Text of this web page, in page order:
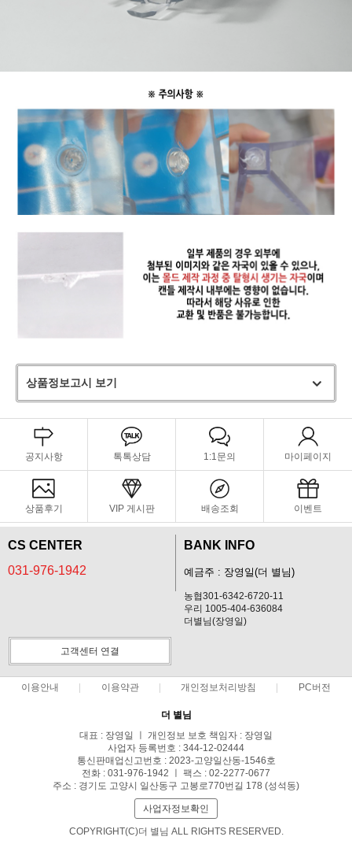
상품정보고시 보기
공지사항 톡톡상담 1:1문의 마이페이지
상품후기 VIP 게시판 배송조회 이벤트
CS CENTER
031-976-1942
BANK INFO
예금주 : 장영일(더 별님)
농협301-6342-6720-11
우리 1005-404-636084
더별님(장영일)
고객센터 연결
이용안내 이용약관 개인정보처리방침 PC버전
더 별님
대표 : 장영일 ㅣ 개인정보 보호 책임자 : 장영일
사업자 등록번호 : 344-12-02444
통신판매업신고번호 : 2023-고양일산동-1546호
전화 : 031-976-1942 ㅣ 팩스 : 02-2277-0677
주소 : 경기도 고양시 일산동구 고봉로770번길 178 (성석동)
사업자정보확인
COPYRIGHT(C)더 별님 ALL RIGHTS RESERVED.